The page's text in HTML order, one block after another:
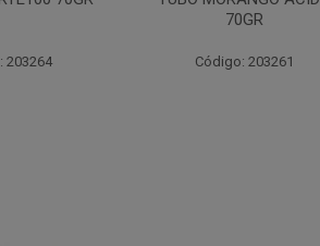
203261
30X30GR
Código: 203268